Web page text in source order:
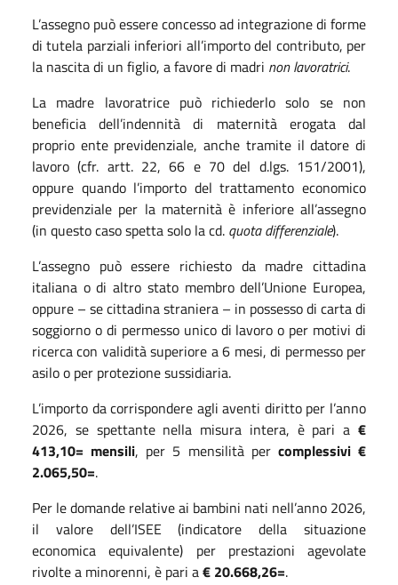
L’assegno può essere concesso ad integrazione di forme
di tutela parziali inferiori all’importo del contributo, per
la nascita di un figlio, a favore di madri non lavoratrici.
La madre lavoratrice può richiederlo solo se non
beneficia dell’indennità di maternità erogata dal
proprio ente previdenziale, anche tramite il datore di
lavoro (cfr. artt. 22, 66 e 70 del d.lgs. 151/2001),
oppure quando l’importo del trattamento economico
previdenziale per la maternità è inferiore all’assegno
(in questo caso spetta solo la cd. quota differenziale).
L’assegno può essere richiesto da madre cittadina
italiana o di altro stato membro dell’Unione Europea,
oppure – se cittadina straniera – in possesso di carta di
soggiorno o di permesso unico di lavoro o per motivi di
ricerca con validità superiore a 6 mesi, di permesso per
asilo o per protezione sussidiaria.
L’importo da corrispondere agli aventi diritto per l’anno
2026, se spettante nella misura intera, è pari a €
413,10= mensili, per 5 mensilità per complessivi €
2.065,50=.
Per le domande relative ai bambini nati nell’anno 2026,
il valore dell’ISEE (indicatore della situazione
economica equivalente) per prestazioni agevolate
rivolte a minorenni, è pari a€ 20.668,26=.